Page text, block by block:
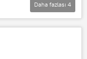
Daha fazlası 4